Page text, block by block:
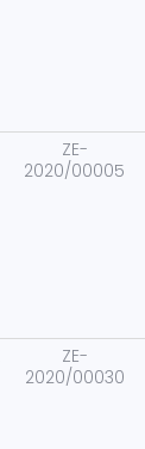
ZE-
2020/00005
ZE-
2020/00030